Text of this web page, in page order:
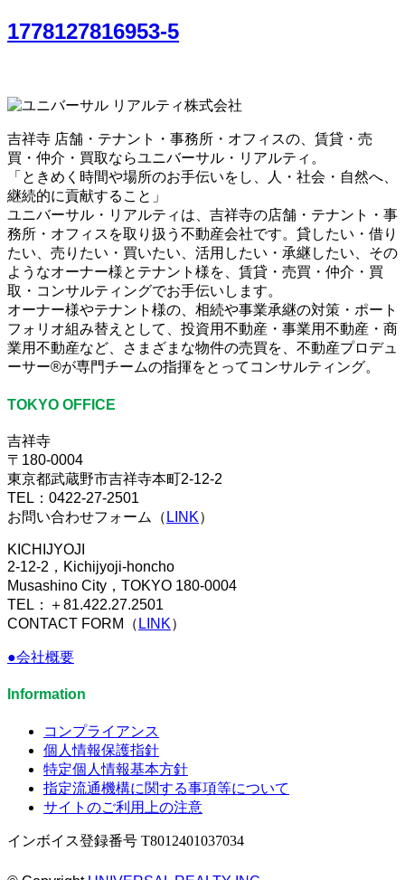
1778127816953-5
吉祥寺 店舗・テナント・事務所・オフィスの、賃貸・売
買・仲介・買取ならユニバーサル・リアルティ。
「ときめく時間や場所のお手伝いをし、人・社会・自然へ、
継続的に貢献すること」
ユニバーサル・リアルティは、吉祥寺の店舗・テナント・事
務所・オフィスを取り扱う不動産会社です。貸したい・借り
たい、売りたい・買いたい、活用したい・承継したい、その
ようなオーナー様とテナント様を、賃貸・売買・仲介・買
取・コンサルティングでお手伝いします。
オーナー様やテナント様の、相続や事業承継の対策・ポート
フォリオ組み替えとして、投資用不動産・事業用不動産・商
業用不動産など、さまざまな物件の売買を、不動産プロデュ
ーサー®が専門チームの指揮をとってコンサルティング。
TOKYO OFFICE
吉祥寺
〒180-0004
東京都武蔵野市吉祥寺本町2-12-2
TEL：0422-27-2501
お問い合わせフォーム（ LINK）
KICHIJYOJI
2-12-2，Kichijyoji-honcho
Musashino City，TOKYO 180-0004
TEL：＋81.422.27.2501
CONTACT FORM（ LINK）
●会社概要
Information
コンプライアンス
個人情報保護指針
特定個人情報基本方針
指定流通機構に関する事項等について
サイトのご利用上の注意
インボイス登録番号 T8012401037034